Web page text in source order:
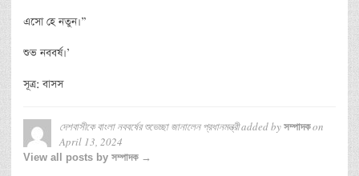
এসো হে নতুন।”
শুভ নববর্ষ।’
সূত্র: বাসস
দেশবাসীকে বাংলা নববর্ষের শুভেচ্ছা জানালেন প্রধানমন্ত্রীadded by সম্পাদকon
April 13, 2024
View all posts by সম্পাদক →